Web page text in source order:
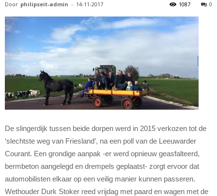
Door philipseit-admin - 14-11-2017 0
1087
De slingerdijk tussen beide dorpen werd in 2015 verkozen tot de
‘slechtste weg van Friesland’, na een poll van de Leeuwarder
Courant. Een grondige aanpak -er werd opnieuw geasfalteerd,
bermbeton aangelegd en drempels geplaatst- zorgt ervoor dat
automobilisten elkaar op een veilig manier kunnen passeren.
Wethouder Durk Stoker reed vrijdag met paard en wagen met de